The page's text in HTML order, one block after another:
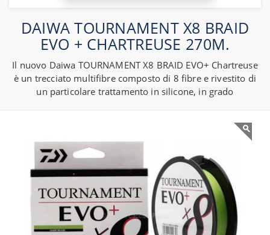
DAIWA TOURNAMENT X8 BRAID
EVO + CHARTREUSE 270M.
Il nuovo Daiwa TOURNAMENT X8 BRAID EVO+ Chartreuse
è un trecciato multifibre composto di 8 fibre e rivestito di
un particolare trattamento in silicone, in grado